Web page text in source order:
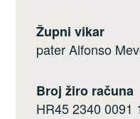
Župni vikar
pater Alfonso
Broj žiro računa
HR45 2340 0091